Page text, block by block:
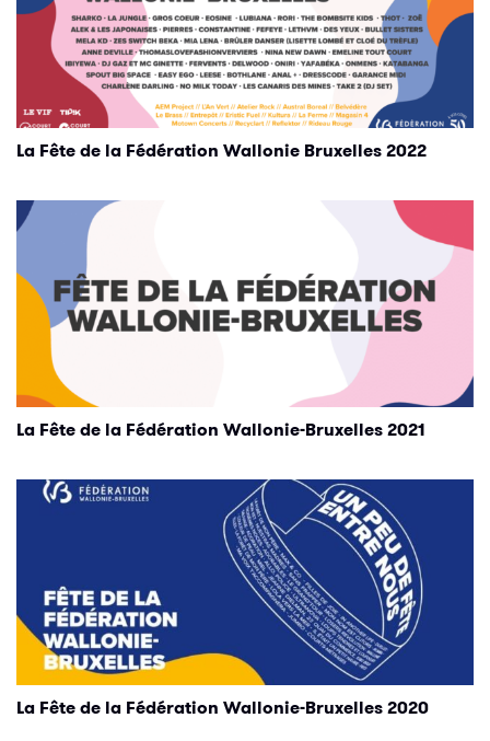
La Fête de la Fédération Wallonie Bruxelles 2022
La Fête de la Fédération Wallonie-Bruxelles 2021
La Fête de la Fédération Wallonie-Bruxelles 2020